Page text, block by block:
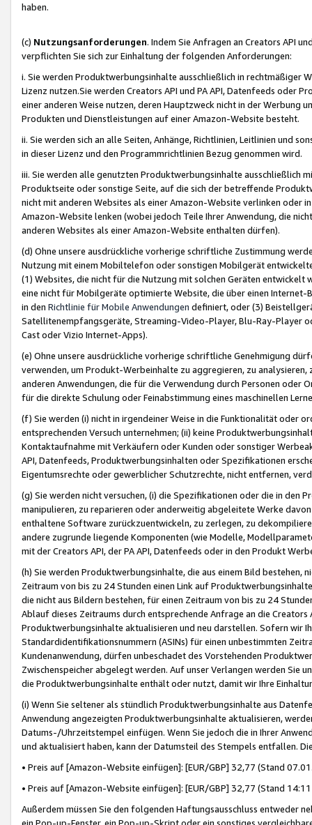
haben.
(c) Nutzungsanforderungen. Indem Sie Anfragen an Creators API
verpflichten Sie sich zur Einhaltung der folgenden Anforderungen:
i. Sie werden Produktwerbungsinhalte ausschließlich in rechtmäßiger
Lizenz nutzen.Sie werden Creators API und PA API, Datenfeeds oder
einer anderen Weise nutzen, deren Hauptzweck nicht in der Werbung
Produkten und Dienstleistungen auf einer Amazon-Website besteht.
ii. Sie werden sich an alle Seiten, Anhänge, Richtlinien, Leitlinien und
in dieser Lizenz und den Programmrichtlinien Bezug genommen wird.
iii. Sie werden alle genutzten Produktwerbungsinhalte ausschließlich
Produktseite oder sonstige Seite, auf die sich der betreffende
nicht mit anderen Websites als einer Amazon-Website verlinken oder
Amazon-Website lenken (wobei jedoch Teile Ihrer Anwendung, die
anderen Websites als einer Amazon-Website enthalten dürfen).
(d) Ohne unsere ausdrückliche vorherige schriftliche Zustimmung
Nutzung mit einem Mobiltelefon oder sonstigen Mobilgerät
(1) Websites, die nicht für die Nutzung mit solchen Geräten
eine nicht für Mobilgeräte optimierte Website, die über einen
in den Richtlinie für Mobile Anwendungen definiert, oder (3)
Satellitenempfangsgeräte, Streaming-Video-Player, Blu-Ray-Player
Cast oder Vizio Internet-Apps).
(e) Ohne unsere ausdrückliche vorherige schriftliche Genehmigung
verwenden, um Produkt-Werbeinhalte zu aggregieren, zu
anderen Anwendungen, die für die Verwendung durch Personen
für die direkte Schulung oder Feinabstimmung eines maschinellen
(f) Sie werden (i) nicht in irgendeiner Weise in die Funktionalität oder
entsprechenden Versuch unternehmen; (ii) keine
Kontaktaufnahme mit Verkäufern oder Kunden oder sonstiger
API, Datenfeeds, Produktwerbungsinhalten oder Spezifikationen
Eigentumsrechte oder gewerblicher Schutzrechte, nicht entfernen,
(g) Sie werden nicht versuchen, (i) die Spezifikationen oder die in
manipulieren, zu reparieren oder anderweitig abgeleitete Werke
enthaltene Software zurückzuentwickeln, zu zerlegen, zu
andere zugrunde liegende Komponenten (wie Modelle,
mit der Creators API, der PA API, Datenfeeds oder in den Produkt
(h) Sie werden Produktwerbungsinhalte, die aus einem Bild bestehen,
Zeitraum von bis zu 24 Stunden einen Link auf
die nicht aus Bildern bestehen, für einen Zeitraum von bis zu 24
Ablauf dieses Zeitraums durch entsprechende Anfrage an die
Produktwerbungsinhalte aktualisieren und neu darstellen. Sofern wir
Standardidentifikationsnummern (ASINs) für einen unbestimmten
Kundenanwendung, dürfen unbeschadet des Vorstehenden
Zwischenspeicher abgelegt werden. Auf unser Verlangen werden Sie
die Produktwerbungsinhalte enthält oder nutzt, damit wir Ihre
(i) Wenn Sie seltener als stündlich Produktwerbungsinhalte aus
Anwendung angezeigten Produktwerbungsinhalte aktualisieren,
Datums-/Uhrzeitstempel einfügen. Wenn Sie jedoch die in Ihrer
und aktualisiert haben, kann der Datumsteil des Stempels entfallen.
• Preis auf [Amazon-Website einfügen]: [EUR/GBP] 32,77 (Stand
• Preis auf [Amazon-Website einfügen]: [EUR/GBP] 32,77 (Stand
Außerdem müssen Sie den folgenden Haftungsausschluss entweder
ein Pop-up-Fenster, ein Pop-up-Skript oder ein sonstiges